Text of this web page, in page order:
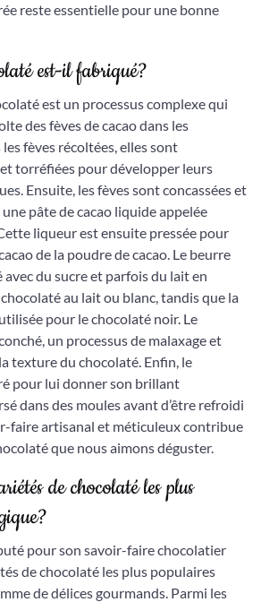
reste essentielle pour une bonne
est-il fabriqué?
est un processus complexe qui
des fèves de cacao dans les
fèves récoltées, elles sont
torréfiées pour développer leurs
Ensuite, les fèves sont concassées et
pâte de cacao liquide appelée
liqueur est ensuite pressée pour
de la poudre de cacao. Le beurre
avec du sucre et parfois du lait en
au lait ou blanc, tandis que la
pour le chocolaté noir. Le
un processus de malaxage et
texture du chocolaté. Enfin, le
pour lui donner son brillant
dans des moules avant d’être refroidi
faire artisanal et méticuleux contribue
que nous aimons déguster.
de chocolaté les plus
pour son savoir-faire chocolatier
de chocolaté les plus populaires
de délices gourmands. Parmi les